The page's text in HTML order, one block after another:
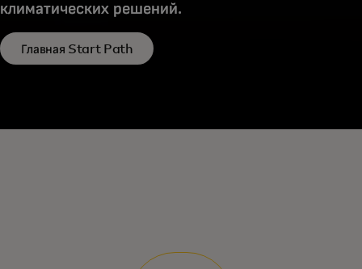
климатических решений.
Главная Start Path